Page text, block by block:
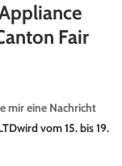
Fair
mir eine Nachricht
wird vom 15. bis 19.